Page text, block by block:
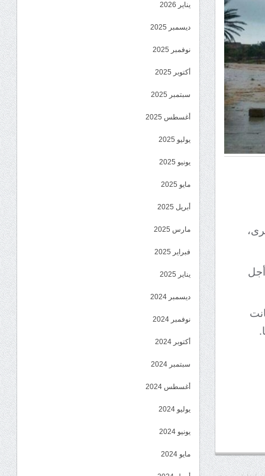
يناير 2026
ديسمبر 2025
نوفمبر 2025
أكتوبر 2025
سبتمبر 2025
أغسطس 2025
يوليو 2025
يونيو 2025
مايو 2025
أبريل 2025
مارس 2025
فبراير 2025
يناير 2025
ديسمبر 2024
نوفمبر 2024
أكتوبر 2024
سبتمبر 2024
أغسطس 2024
يوليو 2024
يونيو 2024
مايو 2024